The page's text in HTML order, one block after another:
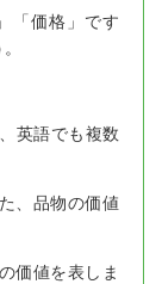
「価格」です
英語でも複数
品物の価値
価値を表しま